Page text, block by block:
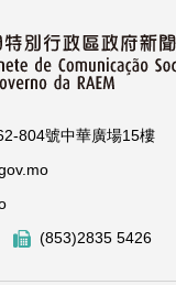
804號中華廣場15樓
(853)2835 5426